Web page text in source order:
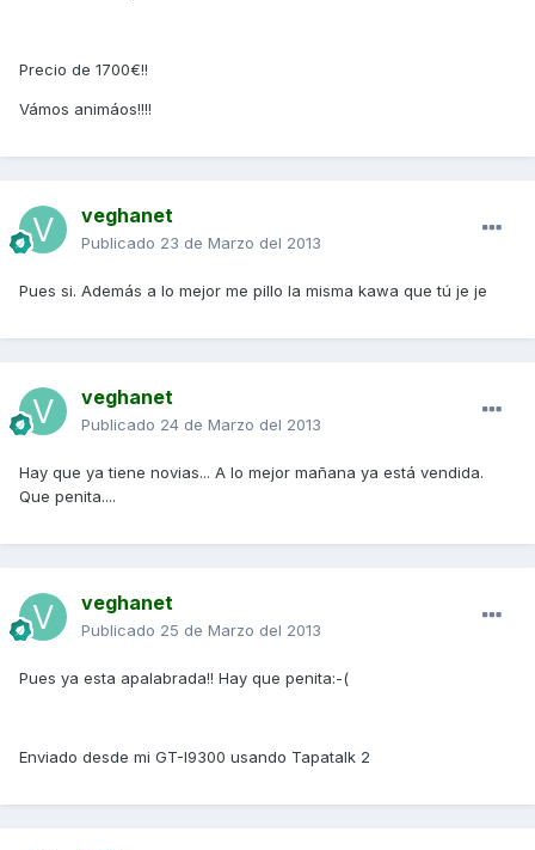
Precio de 1700€!!
Vámos animáos!!!!
veghanet
Publicado 23 de Marzo del 2013
Pues si. Además a lo mejor me pillo la misma kawa que tú je je
veghanet
Publicado 24 de Marzo del 2013
Hay que ya tiene novias... A lo mejor mañana ya está vendida.
Que penita....
veghanet
Publicado 25 de Marzo del 2013
Pues ya esta apalabrada!! Hay que penita:-(
Enviado desde mi GT-I9300 usando Tapatalk 2